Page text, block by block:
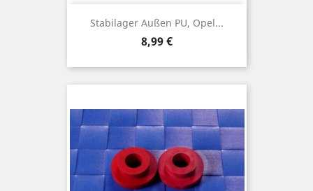
Stabilager Außen PU, Opel...
Preis
8,99 €